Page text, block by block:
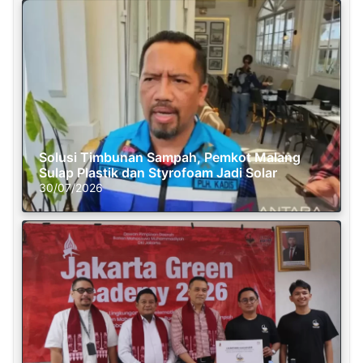
Solusi Timbunan Sampah, Pemkot Malang
Sulap Plastik dan Styrofoam Jadi Solar
30/07/2026